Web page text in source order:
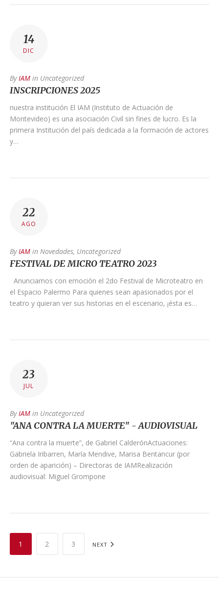
14
DIC
ByIAM in Uncategorized
INSCRIPCIONES 2025
nuestra institución El IAM (Instituto de Actuación de
Montevideo) es una asociación Civil sin fines de lucro. Es la
primera Institución del país dedicada a la formación de actores
y…
22
AGO
ByIAM in Novedades, Uncategorized
FESTIVAL DE MICRO TEATRO 2023
Anunciamos con emoción el 2do Festival de Microteatro en
el Espacio Palermo Para quienes sean apasionados por el
teatro y quieran ver sus historias en el escenario, ¡ésta es…
23
JUL
ByIAM in Uncategorized
"ANA CONTRA LA MUERTE" - AUDIOVISUAL
“Ana contra la muerte”, de Gabriel CalderónActuaciones:
Gabriela Iribarren, María Mendive, Marisa Bentancur (por
orden de aparición) – Directoras de IAMRealización
audiovisual: Miguel Grompone
1 2 3 NEXT